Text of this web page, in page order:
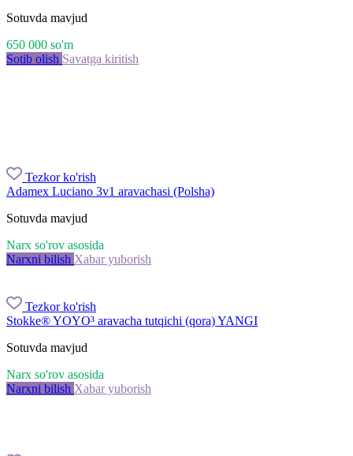
Sotuvda mavjud
650 000 so'm
Sotib olish Savatga kiritish
Tezkor ko'rish
Adamex Luciano 3v1 aravachasi (Polsha)
Sotuvda mavjud
Narx so'rov asosida
Narxni bilish Xabar yuborish
Tezkor ko'rish
Stokke® YOYO³ aravacha tutqichi (qora) YANGI
Sotuvda mavjud
Narx so'rov asosida
Narxni bilish Xabar yuborish